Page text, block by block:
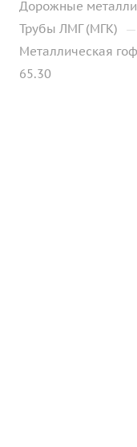
Дорожные
Трубы ЛМГ (МГК) —
Металлическая
65.30